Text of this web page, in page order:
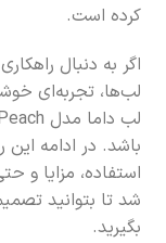
کرده است.
اگر به دنبال
لب‌ها، تجربه‌ای
باشد. در ادامه این
استفاده، مزایا و
شد تا بتوانید
بگیرید.